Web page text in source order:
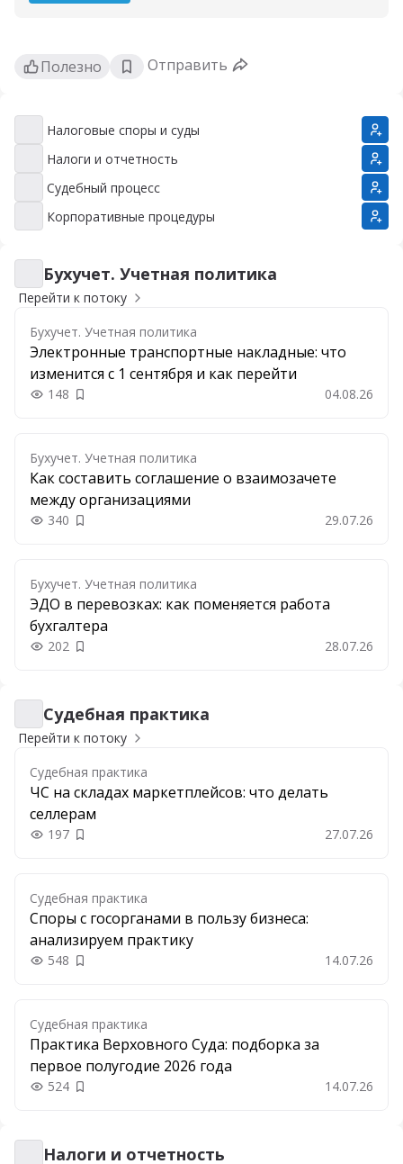
Полезно Отправить
Налоговые споры и суды
Налоговые споры и суды
Налоги и отчетность
Налоги и отчетность
Судебный процесс
Судебный процесс
Корпоративные процедуры
Корпоративные процедуры
Бухучет. Учетная политика
Бухучет. Учетная политика
Перейти к потоку
Бухучет. Учетная политика
Электронные транспортные накладные: что
изменится с 1 сентября и как перейти
148 Добавить в закладки 04.08.26
Бухучет. Учетная политика
Как составить соглашение о взаимозачете
между организациями
340 Добавить в закладки 29.07.26
Бухучет. Учетная политика
ЭДО в перевозках: как поменяется работа
бухгалтера
202 Добавить в закладки 28.07.26
Судебная практика
Судебная практика
Перейти к потоку
Судебная практика
ЧС на складах маркетплейсов: что делать
селлерам
197 Добавить в закладки 27.07.26
Судебная практика
Споры с госорганами в пользу бизнеса:
анализируем практику
548 Добавить в закладки 14.07.26
Судебная практика
Практика Верховного Суда: подборка за
первое полугодие 2026 года
524 Добавить в закладки 14.07.26
Налоги и отчетность
Налоги и отчетность